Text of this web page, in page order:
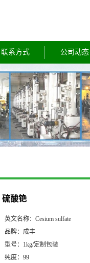
联系方式 公司动态
硫酸铯
英文名称： Cesium sulfate
品牌： 成丰
型号： 1kg/定制包装
纯度： 99